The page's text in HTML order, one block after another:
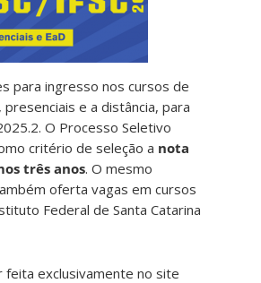
para ingresso nos cursos de
presenciais e a distância, para
O Processo Seletivo
critério de seleção a nota
três anos. O mesmo
oferta vagas em cursos
Federal de Santa Catarina
feita exclusivamente no site